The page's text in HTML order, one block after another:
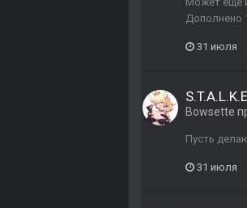
Дополнено
31 июля
Bowsette
Пусть
31 июля